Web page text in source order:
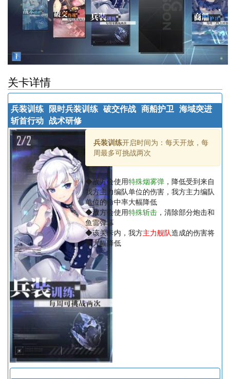
关卡详情
兵装训练 限时兵装训练 破交作战 商船护卫
海域突进
斩首行动 战术研修
兵装训练开启时间为：每天开放，每
周最多可挑战两次
◆敌方会使用特殊烟雾弹，降低受到来自
我方主力编队单位的伤害，我方主力编队
单位的命中率大幅降低
◆敌方会使用特殊斩击，清除部分炮击和
鱼雷弹幕
◆该关卡内，我方主力舰队造成的伤害将
被大幅降低